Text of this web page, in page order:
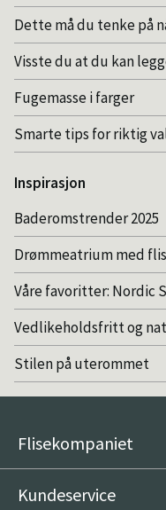
Dette må du tenke på
Visste du at du kan
Fugemasse i farger
Smarte tips for riktig
Inspirasjon
Baderomstrender 2025
Drømmeatrium med
Våre favoritter: Nordic
Vedlikeholdsfritt og
Stilen på uterommet
Flisekompaniet
Kundeservice